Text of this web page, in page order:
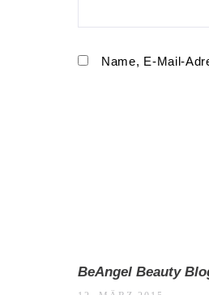
Name, E-Mail-
BeAngel Beauty